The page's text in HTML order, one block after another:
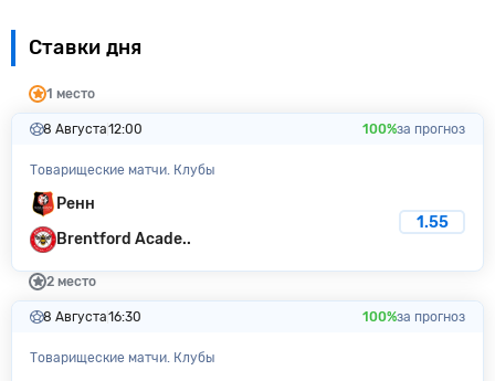
Ставки дня
1 место
8 Августа12:00 100%за прогноз
Товарищеские матчи. Клубы
Ренн
Brentford Acade..
1.55
2 место
8 Августа16:30 100%за прогноз
Товарищеские матчи. Клубы